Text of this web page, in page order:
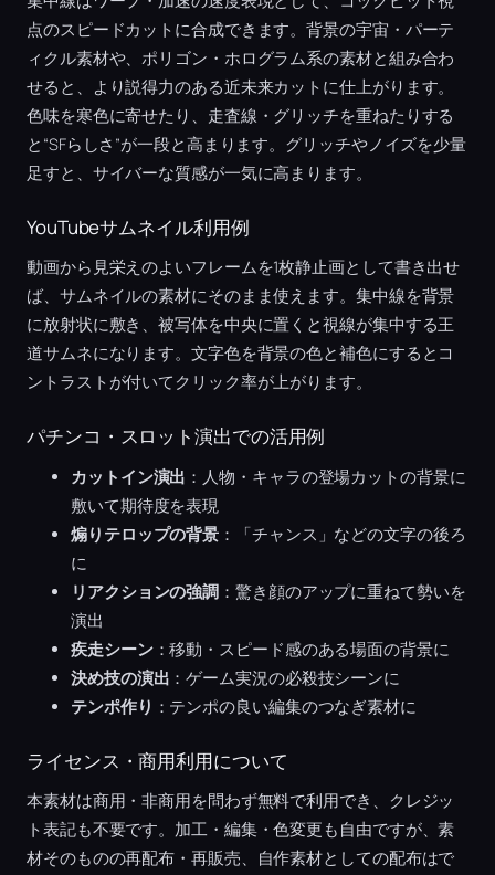
点のスピードカットに合成できます。背景の宇宙・パーテ
ィクル素材や、ポリゴン・ホログラム系の素材と組み合わ
せると、より説得力のある近未来カットに仕上がります。
色味を寒色に寄せたり、走査線・グリッチを重ねたりする
と“SFらしさ”が一段と高まります。グリッチやノイズを少量
足すと、サイバーな質感が一気に高まります。
YouTubeサムネイル利用例
動画から見栄えのよいフレームを1枚静止画として書き出せ
ば、サムネイルの素材にそのまま使えます。集中線を背景
に放射状に敷き、被写体を中央に置くと視線が集中する王
道サムネになります。文字色を背景の色と補色にするとコ
ントラストが付いてクリック率が上がります。
パチンコ・スロット演出での活用例
カットイン演出 ：人物・キャラの登場カットの背景に
敷いて期待度を表現
煽りテロップの背景 ：「チャンス」などの文字の後ろ
に
リアクションの強調 ：驚き顔のアップに重ねて勢いを
演出
疾走シーン：移動・スピード感のある場面の背景に
決め技の演出 ：ゲーム実況の必殺技シーンに
テンポ作り ：テンポの良い編集のつなぎ素材に
ライセンス・商用利用について
本素材は商用・非商用を問わず無料で利用でき、クレジッ
ト表記も不要です。加工・編集・色変更も自由ですが、素
材そのものの再配布・再販売、自作素材としての配布はで